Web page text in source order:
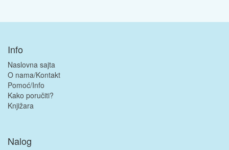
Info
Naslovna sajta
O nama/Kontakt
Pomoć/Info
Kako poručiti?
Knjižara
Nalog